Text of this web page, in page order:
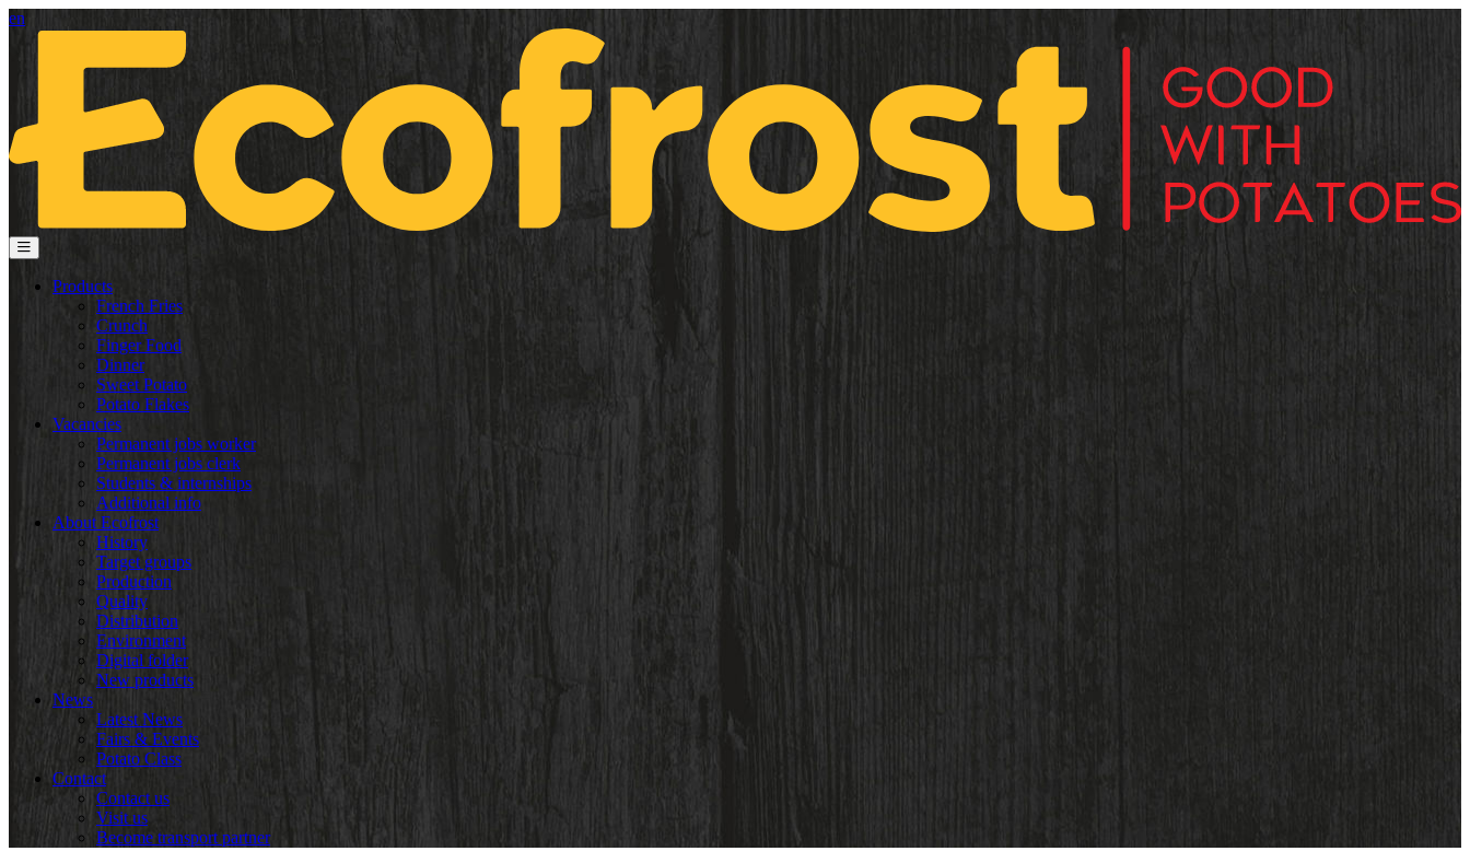
en
Products
French Fries
Crunch
Finger Food
Dinner
Sweet Potato
Potato Flakes
Vacancies
Permanent jobs worker
Permanent jobs clerk
Students & internships
Additional info
About Ecofrost
History
Target groups
Production
Quality
Distribution
Environment
Digital folder
New products
News
Latest News
Fairs & Events
Potato Class
Contact
Contact us
Visit us
Become transport partner